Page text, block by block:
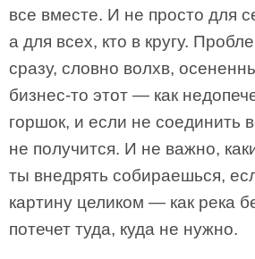
все вместе. И не просто для
а для всех, кто в кругу.
сразу, словно волхв,
бизнес-то этот — как
горшок, и если не соединить
не получится. И не важно,
ты внедрять собираешься,
картину целиком — как река
потечет туда, куда не нужно.